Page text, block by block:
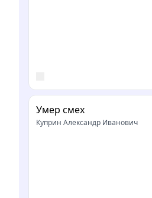
Умер смех
Куприн Александр Иванович